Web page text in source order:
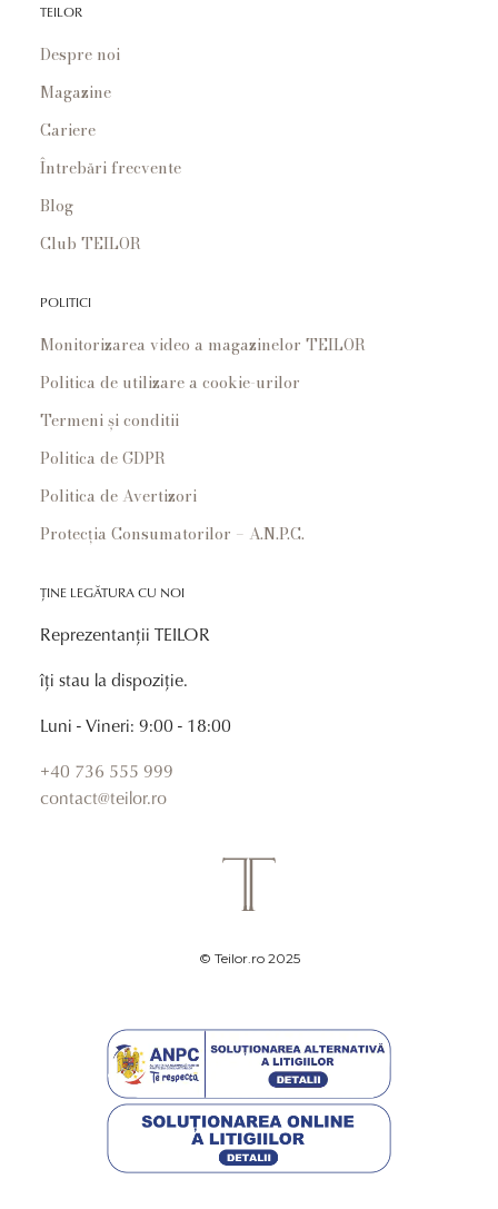
TEILOR
Despre noi
Magazine
Cariere
Întrebări frecvente
Blog
Club TEILOR
POLITICI
Monitorizarea video a magazinelor TEILOR
Politica de utilizare a cookie-urilor
Termeni și conditii
Politica de GDPR
Politica de Avertizori
Protecția Consumatorilor – A.N.P.C.
ȚINE LEGĂTURA CU NOI
Reprezentanții TEILOR
îți stau la dispoziție.
Luni - Vineri: 9:00 - 18:00
+40 736 555 999
contact@teilor.ro
© Teilor.ro 2025